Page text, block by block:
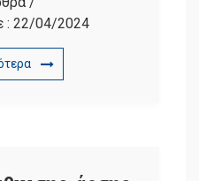
: 22/04/2024